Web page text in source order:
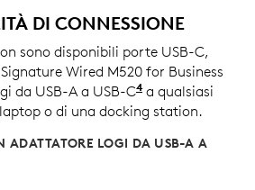
DI CONNESSIONE
sono disponibili porte USB-C,
Wired M520 for Business
da USB-A a USB-C4Venduto
a qualsiasi
o di una docking station.
ADATTATORE LOGI DA USB-A A